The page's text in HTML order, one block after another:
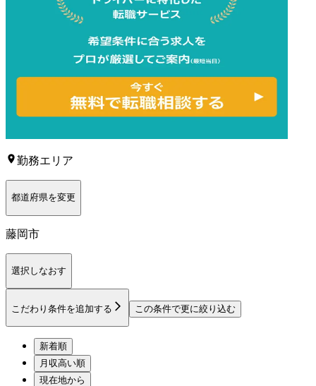
勤務エリア
都道府県を変更
藤岡市
選択しなおす
こだわり条件を追加する この条件で更に絞り込む
新着順
月収高い順
現在地から